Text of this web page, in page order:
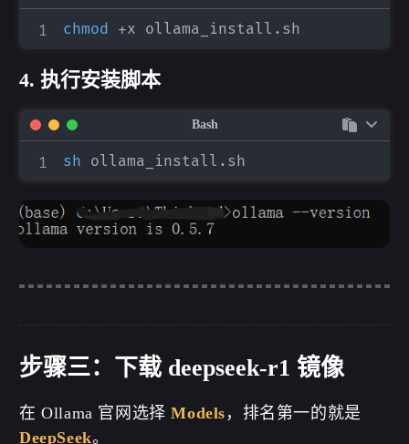
chmod
4. 执行安装脚本
sh
Bash
步骤三：下载 deepseek-r1 镜像
在 Ollama 官网选择Models ，排名第一的就是
DeepSeek。